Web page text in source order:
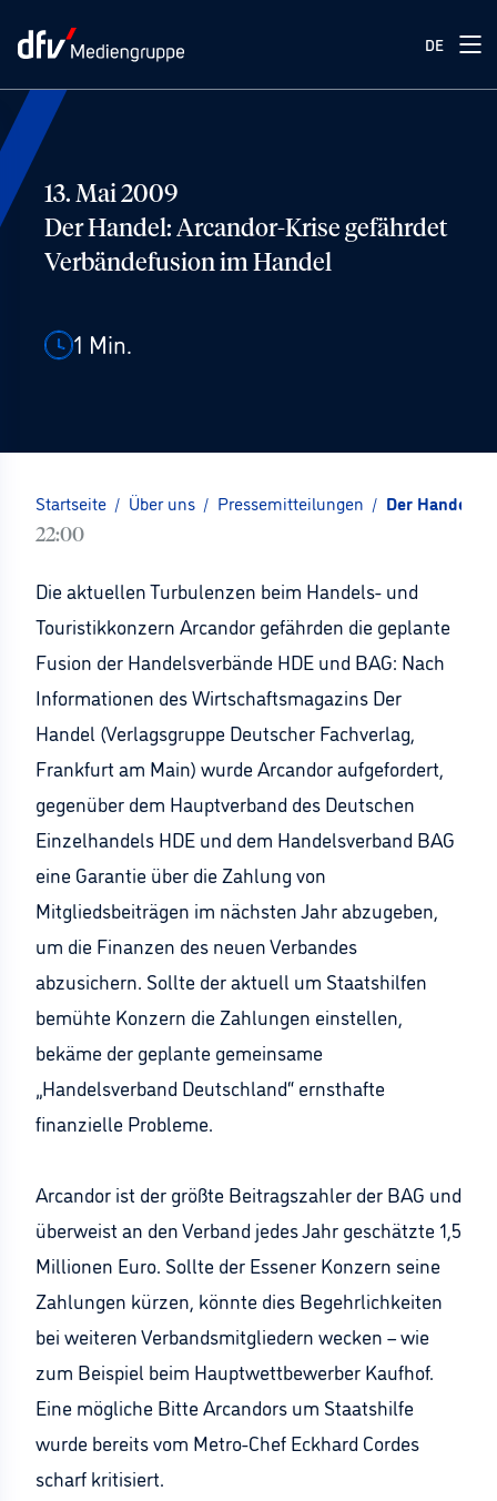
DE
13. Mai 2009
Der Handel: Arcandor-Krise gefährdet
Verbändefusion im Handel
1 Min.
Startseite / Über uns / Pressemitteilungen / Der Handel:
22:00
Die aktuellen Turbulenzen beim Handels- und
Touristikkonzern Arcandor gefährden die geplante
Fusion der Handelsverbände HDE und BAG: Nach
Informationen des Wirtschaftsmagazins Der
Handel (Verlagsgruppe Deutscher Fachverlag,
Frankfurt am Main) wurde Arcandor aufgefordert,
gegenüber dem Hauptverband des Deutschen
Einzelhandels HDE und dem Handelsverband BAG
eine Garantie über die Zahlung von
Mitgliedsbeiträgen im nächsten Jahr abzugeben,
um die Finanzen des neuen Verbandes
abzusichern. Sollte der aktuell um Staatshilfen
bemühte Konzern die Zahlungen einstellen,
bekäme der geplante gemeinsame
„Handelsverband Deutschland“ ernsthafte
finanzielle Probleme.
Arcandor ist der größte Beitragszahler der BAG und
überweist an den Verband jedes Jahr geschätzte 1,5
Millionen Euro. Sollte der Essener Konzern seine
Zahlungen kürzen, könnte dies Begehrlichkeiten
bei weiteren Verbandsmitgliedern wecken – wie
zum Beispiel beim Hauptwettbewerber Kaufhof.
Eine mögliche Bitte Arcandors um Staatshilfe
wurde bereits vom Metro-Chef Eckhard Cordes
scharf kritisiert.